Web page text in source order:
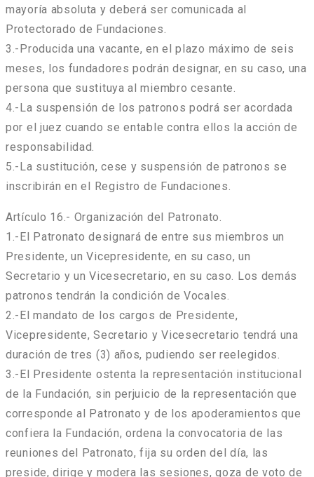
mayoría absoluta y deberá ser comunicada al
Protectorado de Fundaciones.
3.-Producida una vacante, en el plazo máximo de seis
meses, los fundadores podrán designar, en su caso, una
persona que sustituya al miembro cesante.
4.-La suspensión de los patronos podrá ser acordada
por el juez cuando se entable contra ellos la acción de
responsabilidad.
5.-La sustitución, cese y suspensión de patronos se
inscribirán en el Registro de Fundaciones.
Artículo 16.- Organización del Patronato.
1.-El Patronato designará de entre sus miembros un
Presidente, un Vicepresidente, en su caso, un
Secretario y un Vicesecretario, en su caso. Los demás
patronos tendrán la condición de Vocales.
2.-El mandato de los cargos de Presidente,
Vicepresidente, Secretario y Vicesecretario tendrá una
duración de tres (3) años, pudiendo ser reelegidos.
3.-El Presidente ostenta la representación institucional
de la Fundación, sin perjuicio de la representación que
corresponde al Patronato y de los apoderamientos que
confiera la Fundación, ordena la convocatoria de las
reuniones del Patronato, fija su orden del día, las
preside, dirige y modera las sesiones, goza de voto de